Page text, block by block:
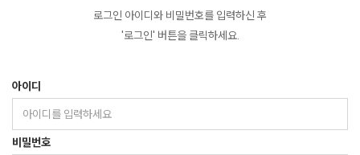
로그인 아이디와 비밀번호를 입력하신 후
'로그인' 버튼을 클릭하세요.
아이디
비밀번호